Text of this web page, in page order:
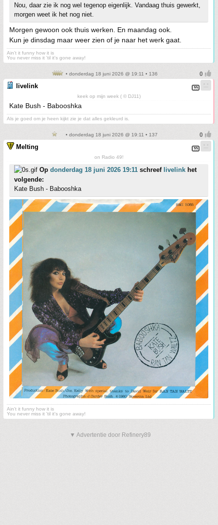
Nou, daar zie ik nog wel tegenop eigenlijk. Vandaag thuis gewerkt,
morgen weet ik het nog niet.
Morgen gewoon ook thuis werken. En maandag ook.
Kun je dinsdag maar weer zien of je naar het werk gaat.
Ain't it funny how it is
You never miss it 'til it's gone away!
• donderdag 18 juni 2026 @ 19:11 • 136
livelink
keek op mijn week ( © DJ11)
Kate Bush - Babooshka
Als je goed om je heen kijkt zie je dat alles gekleurd is.
• donderdag 18 juni 2026 @ 19:11 • 137
Melting
on Radio 49!
Op donderdag 18 juni 2026 19:11 schreef livelink het
volgende:
Kate Bush - Babooshka
Ain't it funny how it is
You never miss it 'til it's gone away!
▼ Advertentie door Refinery89